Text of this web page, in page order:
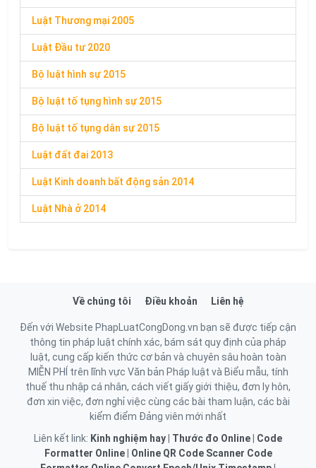
Luật Thương mại 2005
Luật Đầu tư 2020
Bộ luật hình sự 2015
Bộ luật tố tụng hình sự 2015
Bộ luật tố tụng dân sự 2015
Luật đất đai 2013
Luật Kinh doanh bất động sản 2014
Luật Nhà ở 2014
Về chúng tôi Điều khoản Liên hệ
Đến với Website PhapLuatCongDong.vn bạn sẽ được tiếp cận
thông tin pháp luật chính xác, bám sát quy định của pháp
luật, cung cấp kiến thức cơ bản và chuyên sâu hoàn toàn
MIỄN PHÍ trên lĩnh vực Văn bản Pháp luật và Biểu mẫu, tính
thuế thu nhập cá nhân, cách viết giấy giới thiệu, đơn ly hôn,
đơn xin việc, đơn nghỉ việc cùng các bài tham luận, các bài
kiểm điểm Đảng viên mới nhất
Liên kết link: Kinh nghiệm hay Thước đo Online
Code
Formatter Online| Online QR Code Scanner Code